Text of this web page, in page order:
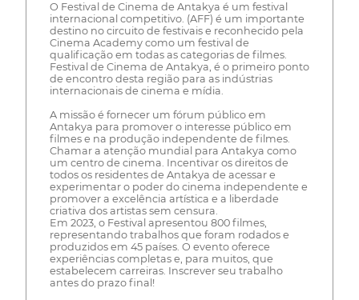
O Festival de Cinema de Antakya é um festival
internacional competitivo. (AFF) é um importante
destino no circuito de festivais e reconhecido pela
Cinema Academy como um festival de
qualificação em todas as categorias de filmes.
Festival de Cinema de Antakya, é o primeiro ponto
de encontro desta região para as indústrias
internacionais de cinema e mídia.
A missão é fornecer um fórum público em
Antakya para promover o interesse público em
filmes e na produção independente de filmes.
Chamar a atenção mundial para Antakya como
um centro de cinema. Incentivar os direitos de
todos os residentes de Antakya de acessar e
experimentar o poder do cinema independente e
promover a excelência artística e a liberdade
criativa dos artistas sem censura.
Em 2023, o Festival apresentou 800 filmes,
representando trabalhos que foram rodados e
produzidos em 45 países. O evento oferece
experiências completas e, para muitos, que
estabelecem carreiras. Inscrever seu trabalho
antes do prazo final!